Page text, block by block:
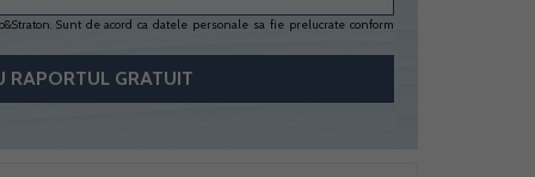
Sunt de acord ca datele personale sa fie prelucrate conform